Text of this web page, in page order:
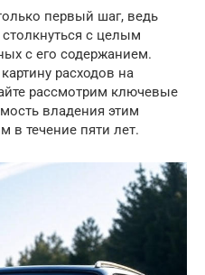
первый шаг, ведь
с целым
с его содержанием.
расходов на
рассмотрим ключевые
владения этим
в течение пяти лет.